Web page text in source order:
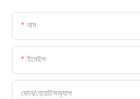
নাম
ইমেইল
ফোন/হোয়াটসঅ্যাপ